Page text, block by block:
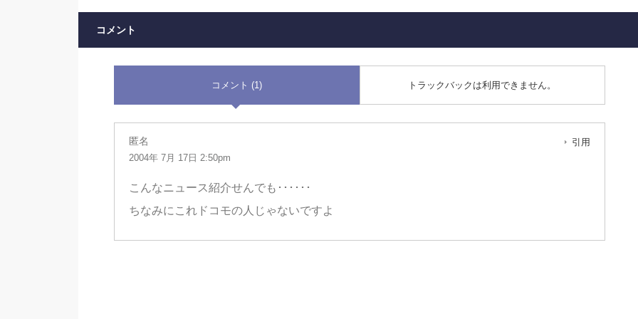
コメント
コメント (1) トラックバックは利用できません。
匿名
2004年 7月 17日 2:50pm
引用
こんなニュース紹介せんでも･･････
ちなみにこれドコモの人じゃないですよ